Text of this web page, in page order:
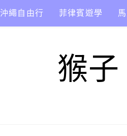
沖繩自由行 菲律賓遊學
猴